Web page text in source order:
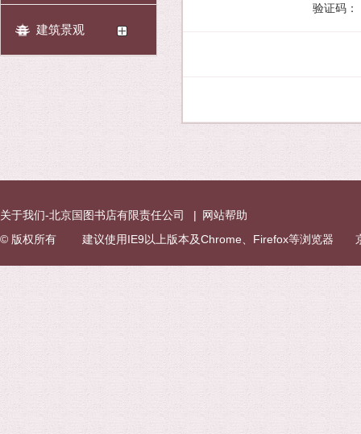
建筑景观
验证码：
关于我们-北京国图书店有限责任公司 | 网站帮助
© 版权所有 建议使用IE9以上版本及Chrome、Firefox等浏览器